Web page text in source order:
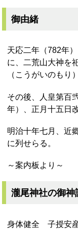
御由緒
天応二年（782年
に、二荒山大神を
（こうがいのもり
その後、人皇第百
年）、正月十五日
明治十年七月、近
に列せらる。
～案内板より～
瀧尾神社の御神
身体健全 子授安